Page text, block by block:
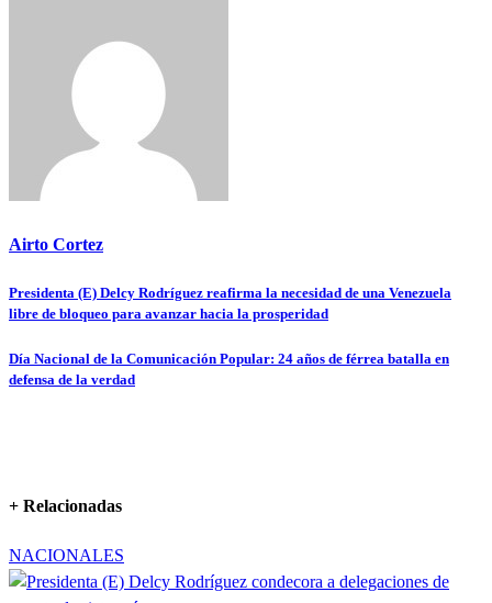
Airto Cortez
Navegación
entradas
Presidenta (E) Delcy Rodríguez reafirma la necesidad de una Venezuela
libre de bloqueo para avanzar hacia la prosperidad
Día Nacional de la Comunicación Popular: 24 años de férrea batalla en
defensa de la verdad
+ Relacionadas
NACIONALES